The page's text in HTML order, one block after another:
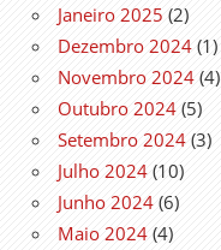
Janeiro 2025 (2)
Dezembro 2024 (1)
Novembro 2024 (4)
Outubro 2024 (5)
Setembro 2024 (3)
Julho 2024 (10)
Junho 2024 (6)
Maio 2024 (4)